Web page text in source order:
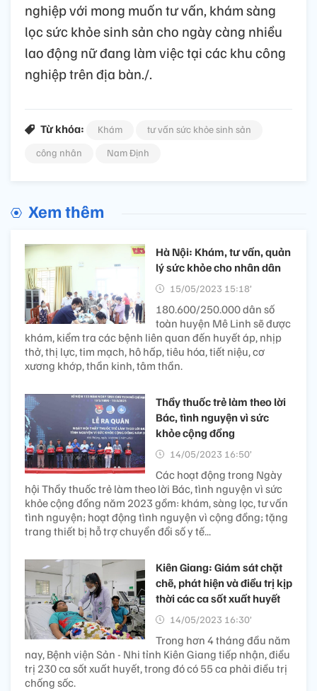
nghiệp với mong muốn tư vấn, khám sàng
lọc sức khỏe sinh sản cho ngày càng nhiều
lao động nữ đang làm việc tại các khu công
nghiệp trên địa bàn./.
Từ khóa: Khám
tư vấn sức khỏe sinh sản
công nhân
Nam Định
Xem thêm
Hà Nội: Khám, tư vấn, quản
lý sức khỏe cho nhân dân
15/05/2023 15:18’
180.600/250.000 dân số
toàn huyện Mê Linh sẽ được
khám, kiểm tra các bệnh liên quan đến huyết áp, nhịp
thở, thị lực, tim mạch, hô hấp, tiêu hóa, tiết niệu, cơ
xương khớp, thần kinh, tâm thần.
Thầy thuốc trẻ làm theo lời
Bác, tình nguyện vì sức
khỏe cộng đồng
14/05/2023 16:50’
Các hoạt động trong Ngày
hội Thầy thuốc trẻ làm theo lời Bác, tình nguyện vì sức
khỏe cộng đồng năm 2023 gồm: khám, sàng lọc, tư vấn
tình nguyện; hoạt động tình nguyện vì cộng đồng; tặng
trang thiết bị hỗ trợ chuyển đổi số y tế...
Kiên Giang: Giám sát chặt
chẽ, phát hiện và điều trị kịp
thời các ca sốt xuất huyết
14/05/2023 16:30’
Trong hơn 4 tháng đầu năm
nay, Bệnh viện Sản - Nhi tỉnh Kiên Giang tiếp nhận, điều
trị 230 ca sốt xuất huyết, trong đó có 55 ca phải điều trị
chống sốc.